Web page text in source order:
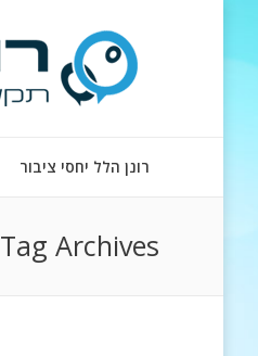
רונן הלל יחסי ציבור
Tag Archives: